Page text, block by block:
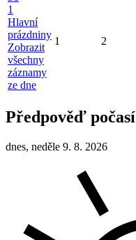
1
Hlavní
prázdniny
Zobrazit
všechny
záznamy
ze dne
1 2
Předpověď počasí
dnes, neděle 9. 8. 2026